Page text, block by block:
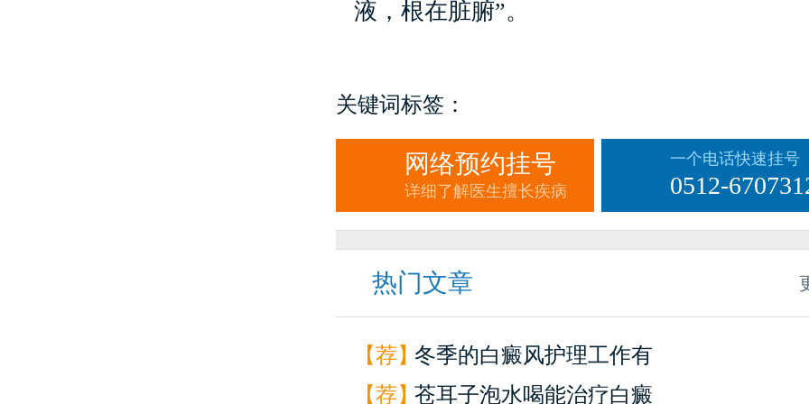
液，根在脏腑”。
关键词标签：
网络预约挂号
详细了解医生擅长疾病
一个电话快速挂号
0512-
热门文章
【荐】冬季的白癜风护理工作有
【荐】苍耳子泡水喝能治疗白癜